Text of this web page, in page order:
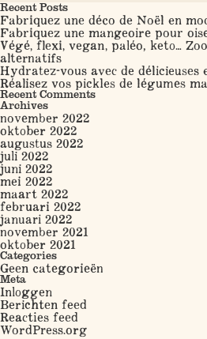
Recent Posts
Fabriquez une déco de Noël en
Fabriquez une mangeoire pour
Végé, flexi, vegan, paléo, keto…
alternatifs
Hydratez-vous avec de
Réalisez vos pickles de légumes
Recent Comments
Archives
november 2022
oktober 2022
augustus 2022
juli 2022
juni 2022
mei 2022
maart 2022
februari 2022
januari 2022
november 2021
oktober 2021
Categories
Geen categorieën
Meta
Inloggen
Berichten feed
Reacties feed
WordPress.org